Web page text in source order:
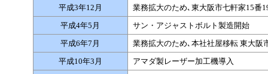
平成3年12月
業務拡大のため､東大阪市七軒家15番
平成4年5月
サン・アジャストボルト製造開始
平成6年7月
業務拡大のため､本社社屋移転 東大阪
平成10年3月
アマダ製レーザー加工機導入